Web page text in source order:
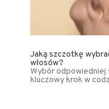
Jaką szczotkę
włosów?
Wybór odpowiedniej
kluczowy krok w